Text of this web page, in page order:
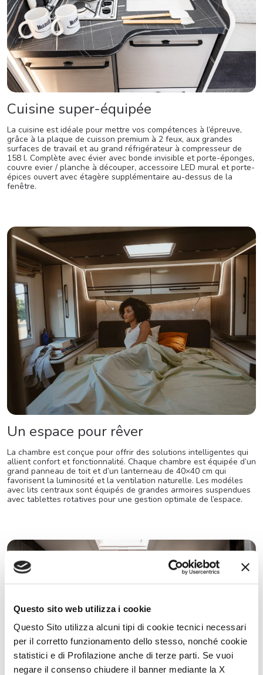
Questo sito web utilizza i cookie
Questo Sito utilizza alcuni tipi di cookie tecnici necessari
per il corretto funzionamento dello stesso, nonché cookie
statistici e di Profilazione anche di terze parti. Se vuoi
negare il consenso chiudere il banner mediante la X
Cuisine super-équipée
La cuisine est idéale pour mettre vos compétences à l’épreuve,
grâce à la plaque de cuisson premium à 2 feux, aux grandes
surfaces de travail et au grand réfrigérateur à compresseur de
158 l. Complète avec évier avec bonde invisible et porte-éponges,
couvre evier / planche à découper, accessoire LED mural et porte-
épices ouvert avec étagère supplémentaire au-dessus de la
fenêtre.
Un espace pour rêver
La chambre est conçue pour offrir des solutions intelligentes qui
allient confort et fonctionnalité. Chaque chambre est équipée d’un
grand panneau de toit et d’un lanterneau de 40×40 cm qui
favorisent la luminosité et la ventilation naturelle. Les modéles
avec lits centraux sont équipés de grandes armoires suspendues
avec tablettes rotatives pour une gestion optimale de l’espace.